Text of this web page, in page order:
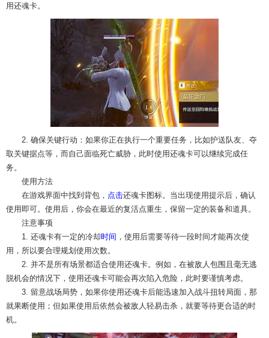
用还魂卡。
2. 确保关键行动：如果你正在执行一个重要任务，比如护送队友、夺
取关键据点等，而自己面临死亡威胁，此时使用还魂卡可以继续完成任
务。
使用方法
在游戏界面中找到背包， 点击还魂卡图标。当出现使用提示后，确认
使用即可。使用后，你会在最近的复活点重生，保留一定的装备和道具。
注意事项
1. 还魂卡有一定的冷却时间 ，使用后需要等待一段时间才能再次使
用，所以要合理规划使用次数。
2. 并不是所有场景都适合使用还魂卡。例如，在被敌人包围且毫无逃
脱机会的情况下，使用还魂卡可能会再次陷入危险，此时要谨慎考虑。
3. 留意战场局势，如果你使用还魂卡后能迅速加入战斗扭转局面，那
就果断使用；但如果使用后依然会被敌人轻易击杀，就要等待更合适的时
机。